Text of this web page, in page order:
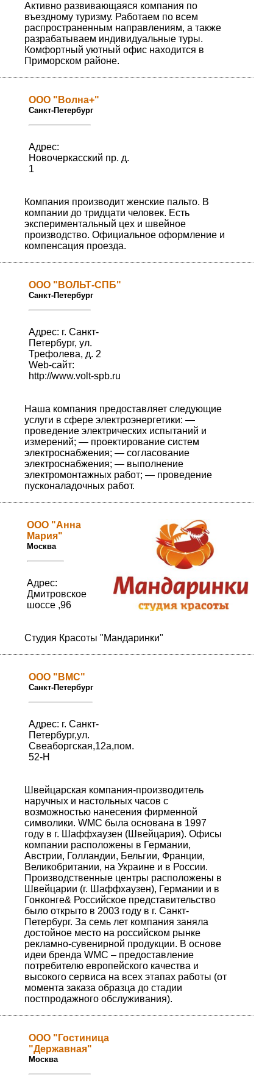
Активно развивающаяся компания по
въездному туризму. Работаем по всем
распространенным направлениям, а также
разрабатываем индивидуальные туры.
Комфортный уютный офис находится в
Приморском районе.
ООО "Волна+"
Санкт-Петербург
Адрес:
Новочеркасский пр. д.
1
Компания производит женские пальто. В
компании до тридцати человек. Есть
экспериментальный цех и швейное
производство. Официальное оформление и
компенсация проезда.
ООО "ВОЛЬТ-СПБ"
Санкт-Петербург
Адрес: г. Санкт-
Петербург, ул.
Трефолева, д. 2
Web-сайт:
http://www.volt-spb.ru
Наша компания предоставляет следующие
услуги в сфере электроэнергетики: —
проведение электрических испытаний и
измерений; — проектирование систем
электроснабжения; — согласование
электроснабжения; — выполнение
электромонтажных работ; — проведение
пусконаладочных работ.
ООО "Анна
Мария"
Москва
Адрес:
Дмитровское
шоссе ,96
Студия Красоты "Мандаринки"
ООО "ВМС"
Санкт-Петербург
Адрес: г. Санкт-
Петербург,ул.
Свеаборгская,12а,пом.
52-Н
Швейцарская компания-производитель
наручных и настольных часов с
возможностью нанесения фирменной
символики. WMC была основана в 1997
году в г. Шаффхаузен (Швейцария). Офисы
компании расположены в Германии,
Австрии, Голландии, Бельгии, Франции,
Великобритании, на Украине и в России.
Производственные центры расположены в
Швейцарии (г. Шаффхаузен), Германии и в
Гонконге& Российское представительство
было открыто в 2003 году в г. Санкт-
Петербург. За семь лет компания заняла
достойное место на российском рынке
рекламно-сувенирной продукции. В основе
идеи бренда WMC – предоставление
потребителю европейского качества и
высокого сервиса на всех этапах работы (от
момента заказа образца до стадии
постпродажного обслуживания).
ООО "Гостиница
"Державная"
Москва